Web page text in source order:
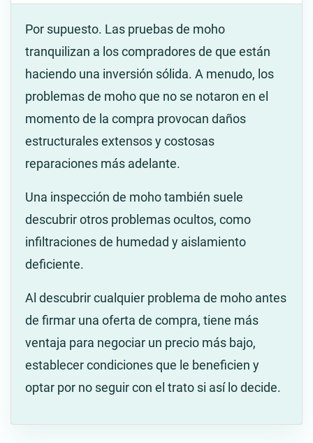
Por supuesto. Las pruebas de moho
tranquilizan a los compradores de que están
haciendo una inversión sólida. A menudo, los
problemas de moho que no se notaron en el
momento de la compra provocan daños
estructurales extensos y costosas
reparaciones más adelante.
Una inspección de moho también suele
descubrir otros problemas ocultos, como
infiltraciones de humedad y aislamiento
deficiente.
Al descubrir cualquier problema de moho antes
de firmar una oferta de compra, tiene más
ventaja para negociar un precio más bajo,
establecer condiciones que le beneficien y
optar por no seguir con el trato si así lo decide.